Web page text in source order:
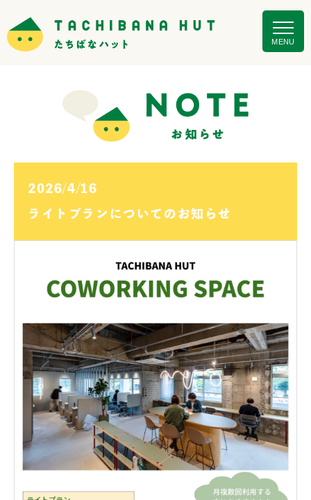
MENU
2026/4/16
ライトプランについてのお知らせ